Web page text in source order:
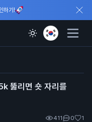
하기!
뚫리면 숏 자리를
411 0 1